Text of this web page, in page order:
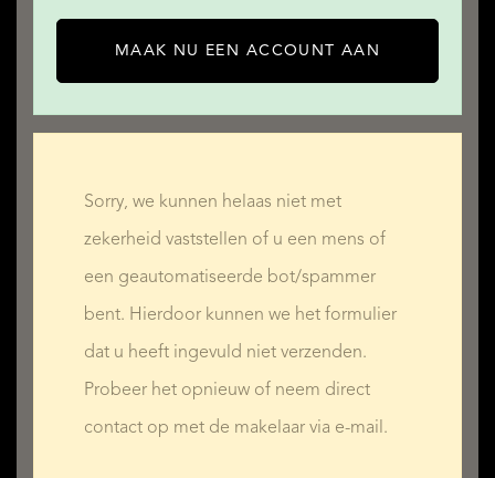
MAAK NU EEN ACCOUNT AAN
Sorry, we kunnen helaas niet met
zekerheid vaststellen of u een mens of
een geautomatiseerde bot/spammer
bent. Hierdoor kunnen we het formulier
dat u heeft ingevuld niet verzenden.
Probeer het opnieuw of neem direct
contact op met de makelaar via e-mail.